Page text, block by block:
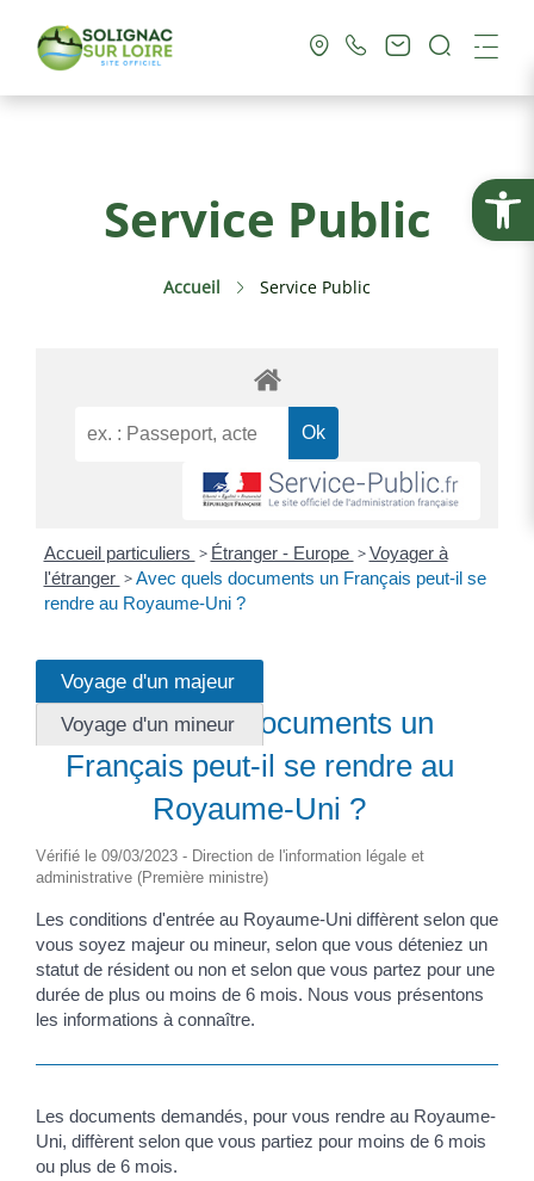
Ouvrir
Vie Pratique
Culture & Loisirs
Service Public
Service Public
Accueil Service Public
Accueil particuliers > Étranger - Europe > Voyager à
l'étranger > Avec quels documents un Français peut-il se
rendre au Royaume-Uni ?
Question-réponse
Avec quels documents un
Français peut-il se rendre au
Royaume-Uni ?
Vérifié le 09/03/2023 - Direction de l'information légale et
administrative (Première ministre)
Les conditions d'entrée au Royaume-Uni diffèrent selon que
vous soyez majeur ou mineur, selon que vous déteniez un
statut de résident ou non et selon que vous partez pour une
durée de plus ou moins de 6 mois. Nous vous présentons
les informations à connaître.
Voyage d'un majeur
Voyage d'un mineur
Les documents demandés, pour vous rendre au Royaume-
Uni, diffèrent selon que vous partiez pour moins de 6 mois
ou plus de 6 mois.